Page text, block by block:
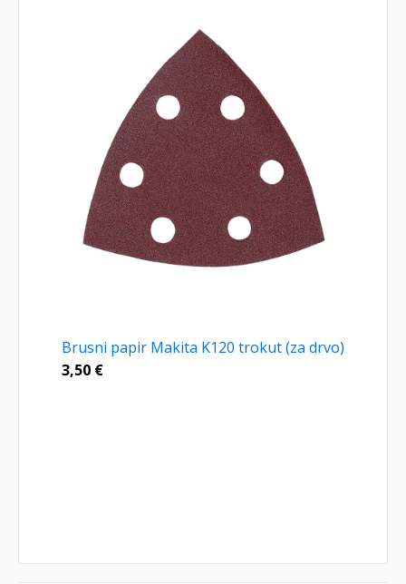
Brusni papir Makita K120 trokut (za drvo)
3,50 €